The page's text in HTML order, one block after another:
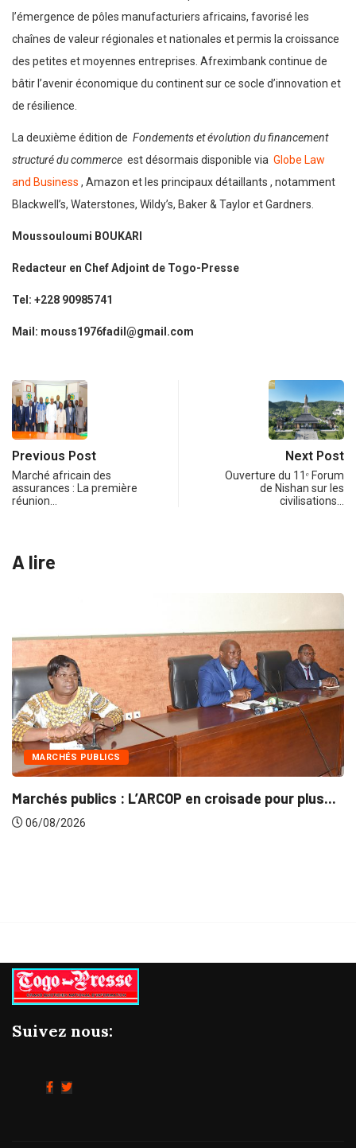
l’émergence de pôles manufacturiers africains, favorisé les
chaînes de valeur régionales et nationales et permis la croissance
des petites et moyennes entreprises. Afreximbank continue de
bâtir l’avenir économique du continent sur ce socle d’innovation et
de résilience.
La deuxième édition de Fondements et évolution du financement
structuré du commerce est désormais disponible via Globe Law
and Business , Amazon et les principaux détaillants , notamment
Blackwell’s, Waterstones, Wildy’s, Baker & Taylor et Gardners.
Moussouloumi BOUKARI
Redacteur en Chef Adjoint de Togo-Presse
Tel: +228 90985741
Mail: mouss1976fadil@gmail.com
Previous Post
Marché africain des
assurances : La première
réunion…
Next Post
Ouverture du 11ᵉ Forum
de Nishan sur les
civilisations…
A lire
pour plus...
INTÉGRATION RÉGIONALE
Gestion concertée et durable du
Suivez nous: